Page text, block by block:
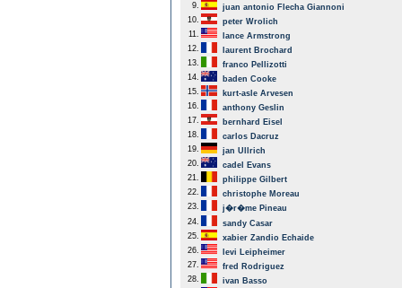
9.
juan antonio Flecha Giannoni
10.
peter Wrolich
11.
lance Armstrong
12.
laurent Brochard
13.
franco Pellizotti
14.
baden Cooke
15.
kurt-asle Arvesen
16.
anthony Geslin
17.
bernhard Eisel
18.
carlos Dacruz
19.
jan Ullrich
20.
cadel Evans
21.
philippe Gilbert
22.
christophe Moreau
23.
j�r�me Pineau
24.
sandy Casar
25.
xabier Zandio Echaide
26.
levi Leipheimer
27.
fred Rodriguez
28.
ivan Basso